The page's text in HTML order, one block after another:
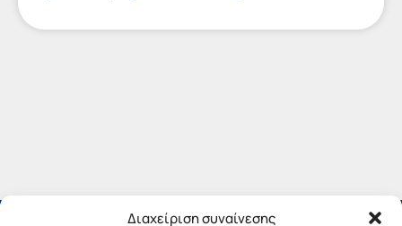
Διαχείριση συναίνεσης